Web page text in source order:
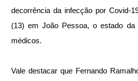
decorrência da infecção por Covid-
(13) em João Pessoa, o estado
médicos.
Vale destacar que Fernando